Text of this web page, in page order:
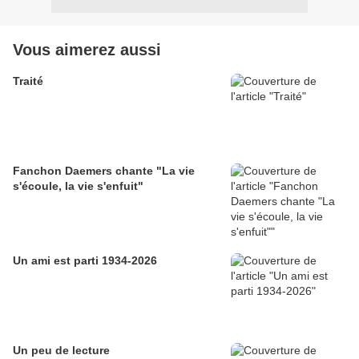
Vous aimerez aussi
Traité
Fanchon Daemers chante "La vie
s'écoule, la vie s'enfuit"
Un ami est parti 1934-2026
Un peu de lecture